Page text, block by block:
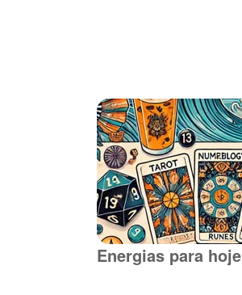
Energias para hoje